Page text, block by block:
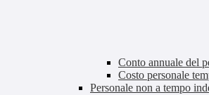
Conto annuale del
Costo personale
Personale non a tempo